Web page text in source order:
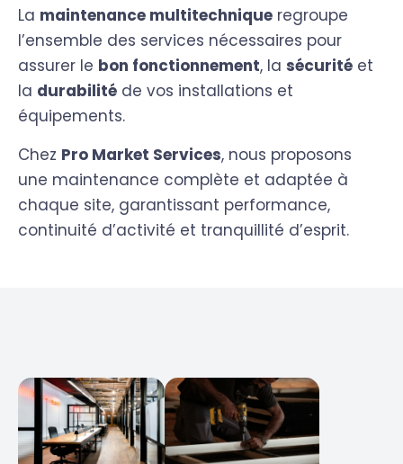
La maintenance multitechnique regroupe
l’ensemble des services nécessaires pour
assurer le bon fonctionnement, la sécurité et
la durabilité de vos installations et
équipements.
Chez Pro Market Services, nous proposons
une maintenance complète et adaptée à
chaque site, garantissant performance,
continuité d’activité et tranquillité d’esprit.